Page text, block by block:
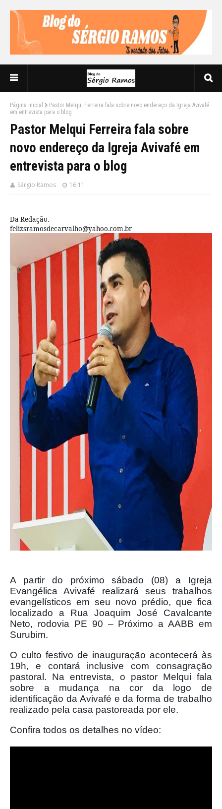
Página inicial
Pastor Melqui Ferreira fala sobre novo endereço da Igreja Avivafé
em entrevista para o blog
Pastor Melqui Ferreira fala sobre
novo endereço da Igreja Avivafé em
entrevista para o blog
Sérgio Ramos 16:11
Da Redação.
felizsramosdecarvalho@yahoo.com.br
A partir do próximo sábado (08) a Igreja
Evangélica Avivafé realizará seus trabalhos
evangelísticos em seu novo prédio, que fica
localizado a Rua Joaquim José Cavalcante
Neto, rodovia PE 90 – Próximo a AABB em
Surubim.
O culto festivo de inauguração acontecerá às
19h, e contará inclusive com consagração
pastoral. Na entrevista, o pastor Melqui fala
sobre a mudança na cor da logo de
identificação da Avivafé e da forma de trabalho
realizado pela casa pastoreada por ele.
Confira todos os detalhes no vídeo: